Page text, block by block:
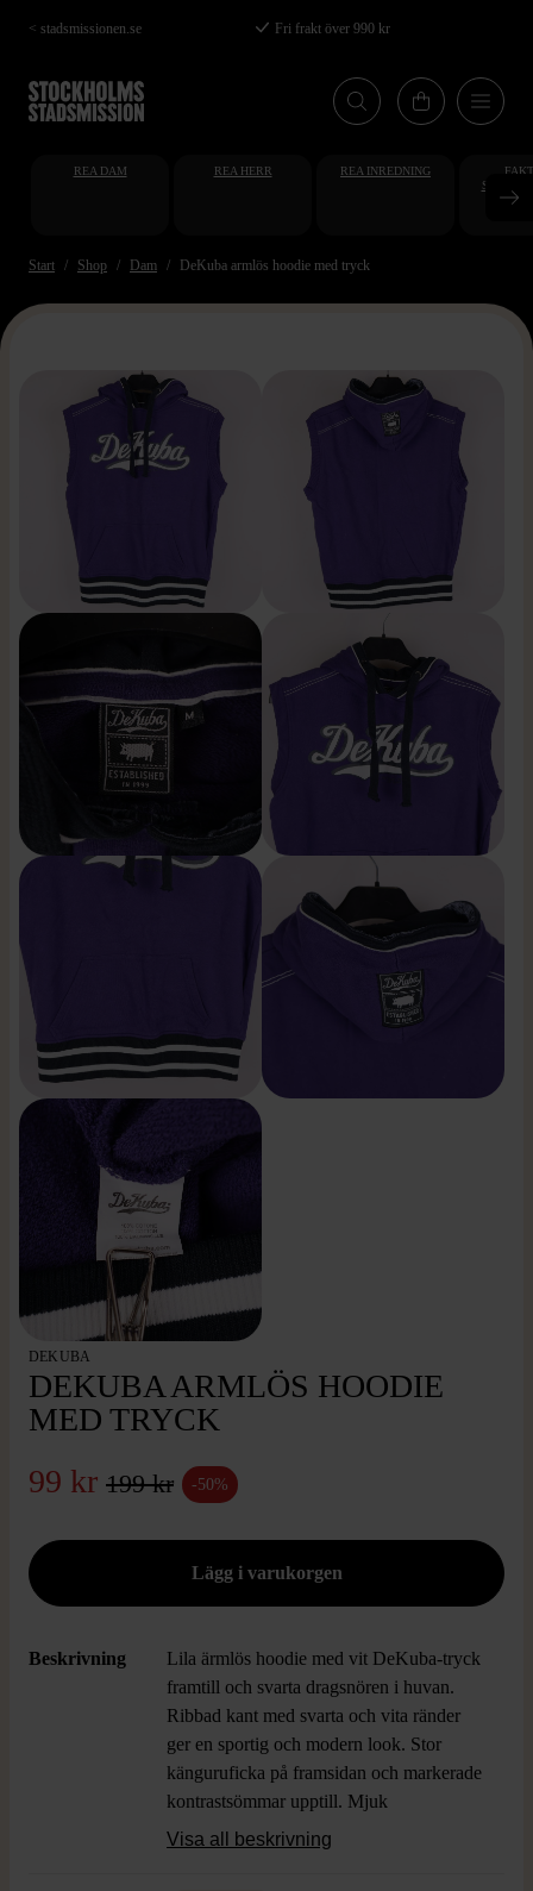
Hoppa
till
huvudinnehåll
< stadsmissionen.se Fri frakt över 990 kr
REA DAM REA HERR REA INREDNING
Start Shop Dam DeKuba arm­lös hoodie med tryck
DEKUBA
DEKUBA ARM­LÖS HOODIE
MED TRYCK
99 kr 199 kr -50%
Beskrivning
Lila ärmlös hoodie med vit DeKuba-tryck
framtill och svarta dragsnören i huvan.
Ribbad kant med svarta och vita ränder
ger en sportig och modern look. Stor
känguruficka på framsidan och markerade
kontrastsömmar upptill. Mjuk
bomullskvalitet för en avslappnad och
Visa all beskrivning